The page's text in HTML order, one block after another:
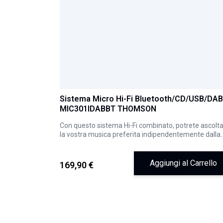
Sistema Micro Hi-Fi Bluetooth/CD/USB/
MIC301IDABBT THOMSON
Con questo sistema Hi-Fi combinato, potrete
la vostra musica preferita indipendentemente dalla
lettore USB. Inoltre, ricaricate i vostri dispositivi
elettronici con l'induzione o l'USB-A.
169,90 € Aggiungi al Carrello